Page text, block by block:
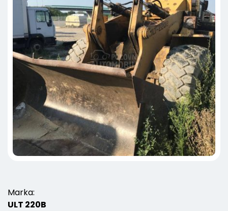
Marka:
ULT 220B